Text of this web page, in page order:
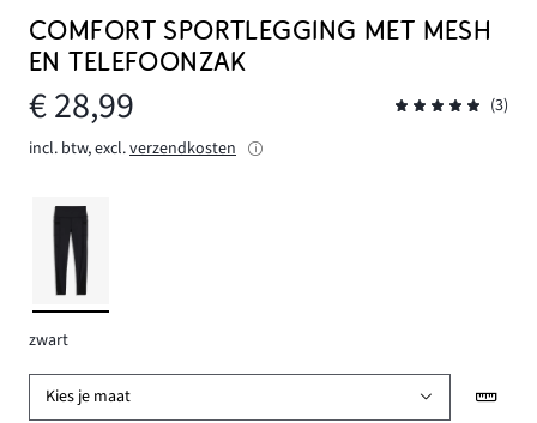
COMFORT SPORTLEGGING MET MESH
EN TELEFOONZAK
€ 28,99
(3)
incl. btw, excl.verzendkosten
zwart
Kies je maat